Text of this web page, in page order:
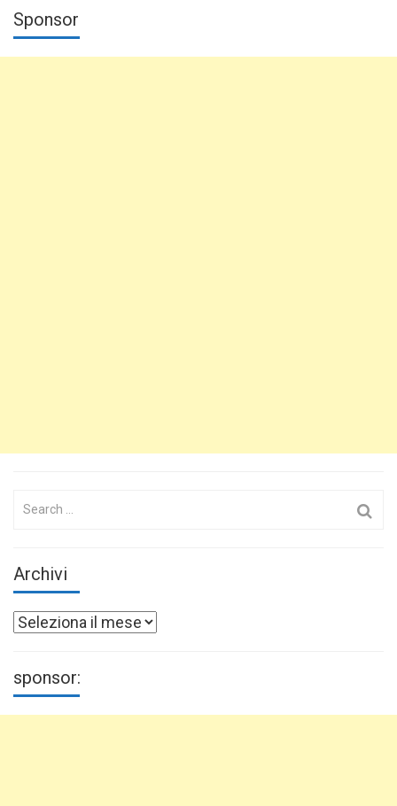
Sponsor
Search
Archivi
Archivi
sponsor: